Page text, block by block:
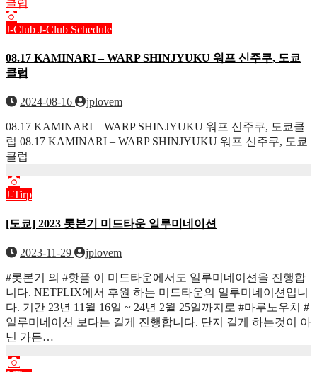
J-Club J-Club Schedule
08.17 KAMINARI – WARP SHINJYUKU 워프 신주쿠, 도쿄
클럽
2024-08-16 jplovem
08.17 KAMINARI – WARP SHINJYUKU 워프 신주쿠, 도쿄클
럽 08.17 KAMINARI – WARP SHINJYUKU 워프 신주쿠, 도쿄
클럽
J-Tirp
[도쿄] 2023 롯본기 미드타운 일루미네이션
2023-11-29 jplovem
#롯본기 의 #핫플 이 미드타운에서도 일루미네이션을 진행합
니다. NETFLIX에서 후원 하는 미드타운의 일루미네이션입니
다. 기간 23년 11월 16일 ~ 24년 2월 25일까지로 #마루노우치 #
일루미네이션 보다는 길게 진행합니다. 단지 길게 하는것이 아
닌 가든…